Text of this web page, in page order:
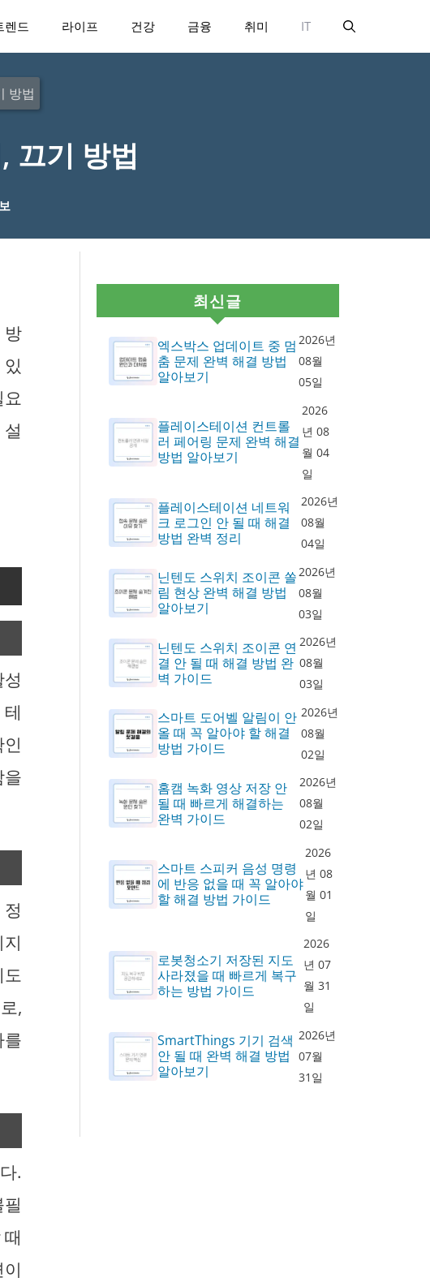
렌드 라이프 건강 금융 취미 IT
방법
끄기 방법
방
,
.
최신글
엑스박스 업데이트 중 멈
춤 문제 완벽 해결 방법
알아보기
2026년
08월
05일
플레이스테이션 컨트롤
러 페어링 문제 완벽 해결
방법 알아보기
2026
년 08
월 04
일
플레이스테이션 네트워
크 로그인 안 될 때 해결
방법 완벽 정리
2026년
08월
04일
닌텐도 스위치 조이콘 쏠
림 현상 완벽 해결 방법
알아보기
2026년
08월
03일
닌텐도 스위치 조이콘 연
결 안 될 때 해결 방법 완
벽 가이드
2026년
08월
03일
스마트 도어벨 알림이 안
올 때 꼭 알아야 할 해결
방법 가이드
2026년
08월
02일
홈캠 녹화 영상 저장 안
될 때 빠르게 해결하는
완벽 가이드
2026년
08월
02일
스마트 스피커 음성 명령
에 반응 없을 때 꼭 알아야
할 해결 방법 가이드
2026
년 08
월 01
일
로봇청소기 저장된 지도
사라졌을 때 빠르게 복구
하는 방법 가이드
2026
년 07
월 31
일
SmartThings 기기 검색
안 될 때 완벽 해결 방법
알아보기
2026년
07월
31일